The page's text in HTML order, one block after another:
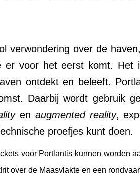
verwondering over de
voor het eerst komt. Het
ontdekt en beleeft.
Daarbij wordt gebruik
en augmented reality,
proefjes kunt doen.
voor Portlantis kunnen worden
over de Maasvlakte en een